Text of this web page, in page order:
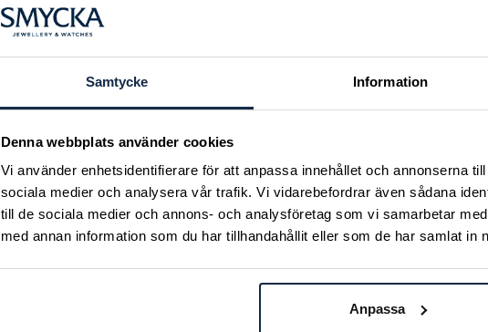
Samtycke Information
Denna webbplats använder cookies
Vi använder enhetsidentifierare för att anpassa innehållet och annonserna
sociala medier och analysera vår trafik. Vi vidarebefordrar även sådana
till de sociala medier och annons- och analysföretag som vi samarbetar
med annan information som du har tillhandahållit eller som de har samlat in
Anpassa